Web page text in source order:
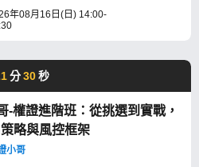
年08月16日(日) 14:00-
分29秒
-權證進階班：從挑選到實戰，
略與風控框架
小哥